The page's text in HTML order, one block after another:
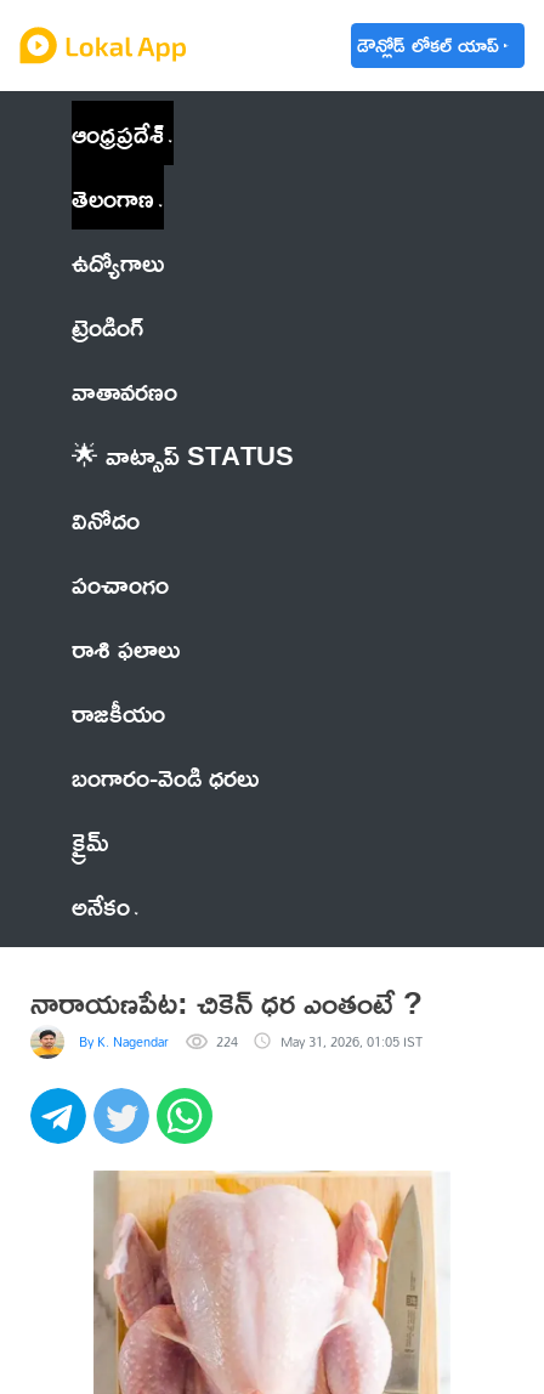
డౌన్లోడ్ లోకల్ యాప్
ఆంధ్రప్రదేశ్
తెలంగాణ
ఉద్యోగాలు
ట్రెండింగ్
వాతావరణం
🌟 వాట్సాప్ STATUS
వినోదం
పంచాంగం
రాశి ఫలాలు
రాజకీయం
బంగారం-వెండి ధరలు
క్రైమ్
అనేకం
నారాయణపేట: చికెన్ ధర ఎంతంటే ?
By K. Nagendar 224 May 31, 2026, 01:05 IST